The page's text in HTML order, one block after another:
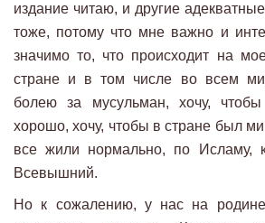
издание читаю, и другие
тоже, потому что мне важно и
значимо то, что происходит на
стране и в том числе во всем
болею за мусульман, хочу,
хорошо, хочу, чтобы в стране был
все жили нормально, по Исламу,
Всевышний.
Но к сожалению, у нас на